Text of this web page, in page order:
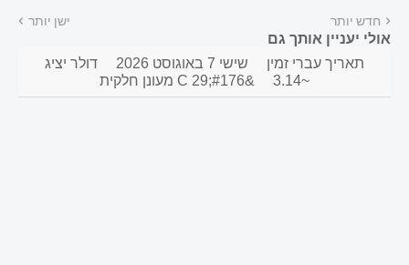
חדש יותר ישן יותר
אולי יעניין אותך גם
תאריך עברי זמין שישי 7 באוגוסט 2026
דולר יציג
~3.14
&#176;C 29 מעונן חלקית